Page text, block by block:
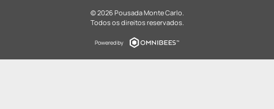
© 2026 Pousada Monte Carlo.
Todos os direitos reservados.
Powered by